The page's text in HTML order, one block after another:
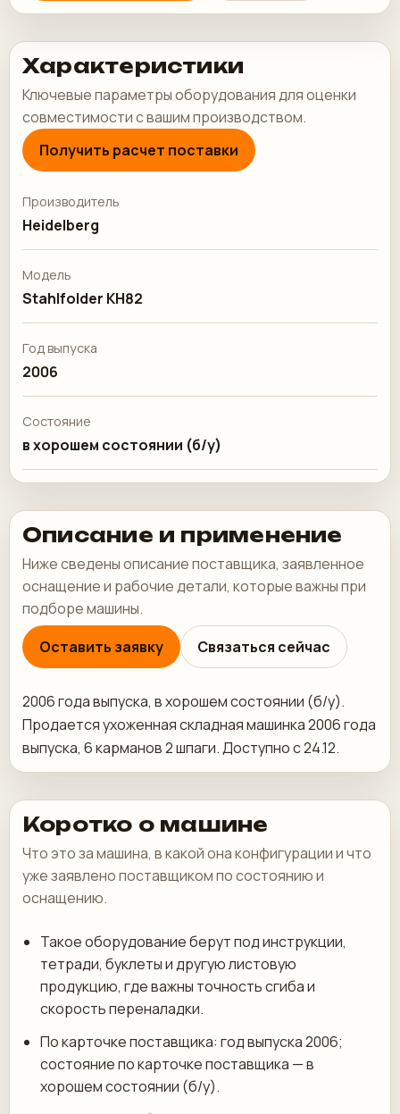
Характеристики
Ключевые параметры оборудования для оценки
совместимости с вашим производством.
Получить расчет поставки
Производитель
Heidelberg
Модель
Stahlfolder KH82
Год выпуска
2006
Состояние
в хорошем состоянии (б/у)
Описание и применение
Ниже сведены описание поставщика, заявленное
оснащение и рабочие детали, которые важны при
подборе машины.
Оставить заявку
Связаться сейчас
2006 года выпуска, в хорошем состоянии (б/у).
Продается ухоженная складная машинка 2006 года
выпуска, 6 карманов 2 шпаги. Доступно с 24.12.
Коротко о машине
Что это за машина, в какой она конфигурации и что
уже заявлено поставщиком по состоянию и
оснащению.
Такое оборудование берут под инструкции,
тетради, буклеты и другую листовую
продукцию, где важны точность сгиба и
скорость переналадки.
По карточке поставщика: год выпуска 2006;
состояние по карточке поставщика — в
хорошем состоянии (б/у).